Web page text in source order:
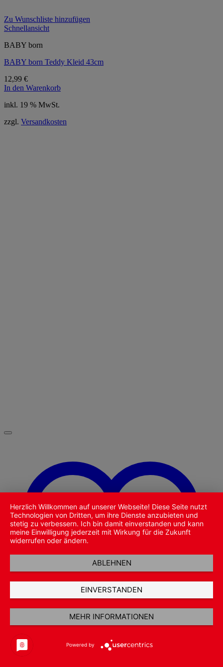
Zu Wunschliste hinzufügen
Schnellansicht
BABY born
BABY born Teddy Kleid 43cm
12,99 €
In den Warenkorb
inkl. 19 % MwSt.
zzgl. Versandkosten
Zu Wunschliste hinzufügen
Herzlich Willkommen auf unserer Webseite! Diese Seite nutzt
Technologien von Dritten, um ihre Dienste anzubieten und
stetig zu verbessern. Ich bin damit einverstanden und kann
meine Einwilligung jederzeit mit Wirkung für die Zukunft
widerrufen oder ändern.
ABLEHNEN
EINVERSTANDEN
MEHR INFORMATIONEN
Powered by